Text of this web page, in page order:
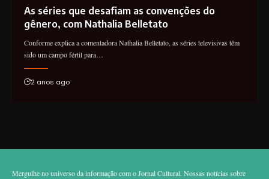
As séries que desafiam as convenções do
gênero, com Nathalia Belletato
Conforme explica a comentadora Nathalia Belletato, as séries televisivas têm
sido um campo fértil para…
2 anos ago
Mergulhe no universo da informação com o Jornal Cultural. Nossas notícias sobre